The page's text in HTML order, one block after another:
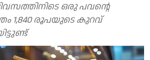
ഒരു പവന്റെ
1,840 രൂപയുടെ കുറവ്